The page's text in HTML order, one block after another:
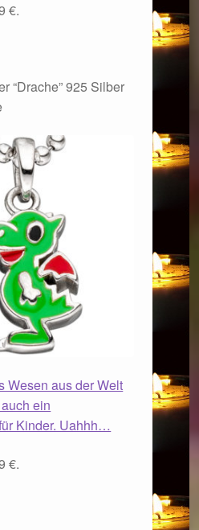
€.
“Drache” 925 Silber
Wesen aus der Welt
ein
Kinder. Uahhh…
€.